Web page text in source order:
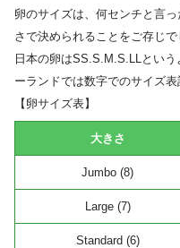
卵のサイズは、何センチと言
さで決められることをご存じで
日本の卵はSS.S.M.S.LLとい
ーランドでは数字でのサイズ表
【卵サイズ表】
大きさ
Jumbo (8)
Large (7)
Standard (6)